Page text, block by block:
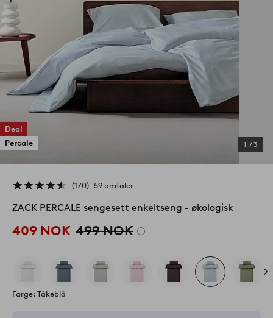
Deal
Percale
1 /3
170 59 omtaler
ZACK PERCALE sengesett enkeltseng - økologisk
409 NOK 499 NOK
Farge: Tåkeblå